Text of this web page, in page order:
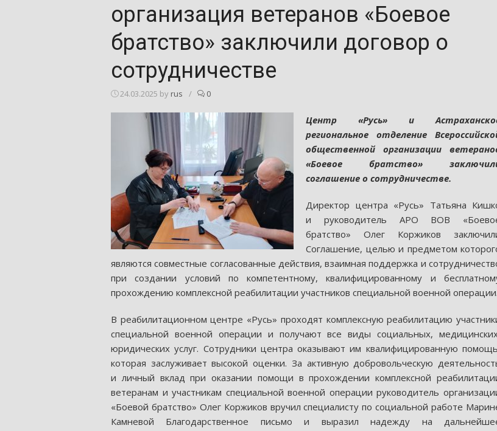
организация ветеранов «Боевое
братство» заключили договор о
сотрудничестве
24.03.2025 by rus / 0
Центр «Русь» и
региональное отделение
общественной организации
«Боевое братство»
соглашение о сотрудничестве.
Директор центра «Русь» Татьяна
и руководитель АРО ВОВ
братство» Олег Коржиков
Соглашение, целью и предметом
являются совместные согласованные действия, взаимная поддержка и
при создании условий по компетентному, квалифицированному и
прохождению комплексной реабилитации участников специальной военной операции.
В реабилитационном центре «Русь» проходят комплексную реабилитацию
специальной военной операции и получают все виды социальных,
юридических услуг. Сотрудники центра оказывают им квалифицированную
которая заслуживает высокой оценки. За активную добровольческую
и личный вклад при оказании помощи в прохождении комплексной
ветеранам и участникам специальной военной операции руководитель
«Боевой братство» Олег Коржиков вручил специалисту по социальной работе
Камневой Благодарственное письмо и выразил надежду на